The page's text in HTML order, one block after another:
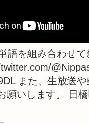
語を組み合わせて
また、生放送
願いします。 日